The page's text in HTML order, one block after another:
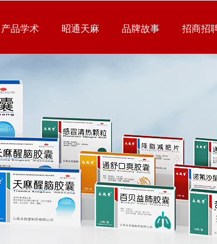
产品学术 昭通天麻 品牌故事 招商招